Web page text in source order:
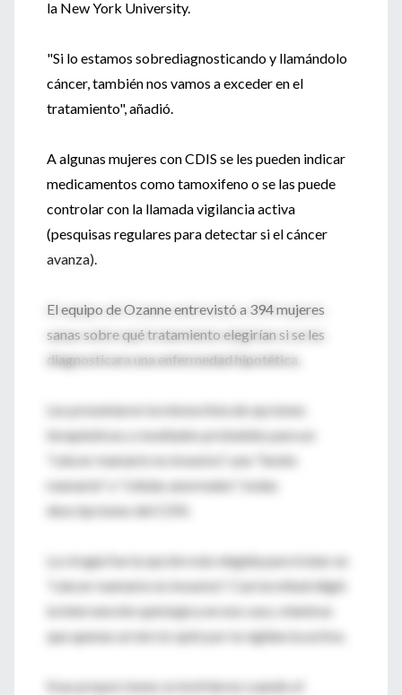
la New York University.
"Si lo estamos sobrediagnosticando y llamándolo
cáncer, también nos vamos a exceder en el
tratamiento", añadió.
A algunas mujeres con CDIS se les pueden indicar
medicamentos como tamoxifeno o se las puede
controlar con la llamada vigilancia activa
(pesquisas regulares para detectar si el cáncer
avanza).
El equipo de Ozanne entrevistó a 394 mujeres
sanas sobre qué tratamiento elegirían si se les
diagnosticara una enfermedad hipotética.
Les presentaron la misma lista de opciones
terapéuticas y resultados probables para un
"cáncer mamario no invasivo", una "lesión
mamaria" o "células anormales", todas
descripciones del CDIS.
La cirugía fue la opción más elegida para tratar un
"cáncer mamario no invasivo". Casi la mitad eligió
la intervención quirúrgica en ese caso, mientras
que apenas un tercio optó por la vigilancia activa.
Esas proporciones se invirtieron cuando el